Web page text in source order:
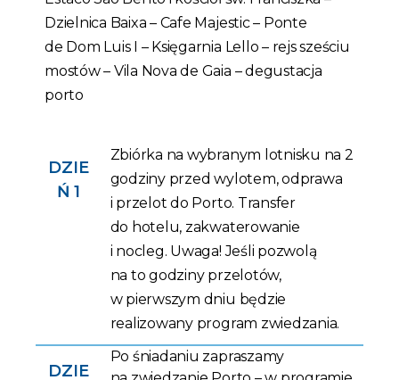
Dzielnica Baixa – Cafe Majestic – Ponte
de Dom Luis I – Księgarnia Lello – rejs sześciu
mostów – Vila Nova de Gaia – degustacja
porto
DZIE
Ń 1
Zbiórka na wybranym lotnisku na 2
godziny przed wylotem, odprawa
i przelot do Porto. Transfer
do hotelu, zakwaterowanie
i nocleg. Uwaga! Jeśli pozwolą
na to godziny przelotów,
w pierwszym dniu będzie
realizowany program zwiedzania.
DZIE
Po śniadaniu zapraszamy